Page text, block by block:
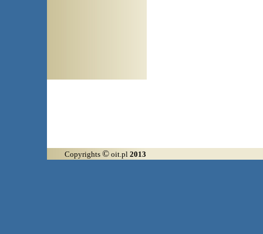
Copyrights © oit.pl 2013